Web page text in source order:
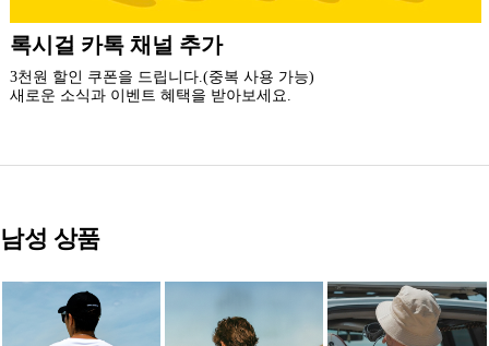
더 가까운 쇼핑, 록시걸 모바일 앱
빠른쇼핑! 간편결제! 모바일에 딱 맞춘 쇼핑 앱
지금 설치하고 추가 할인 받아 가세요.
남성 상품